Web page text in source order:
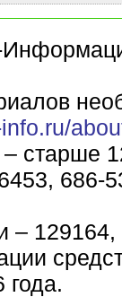
старше
686-
–
года.